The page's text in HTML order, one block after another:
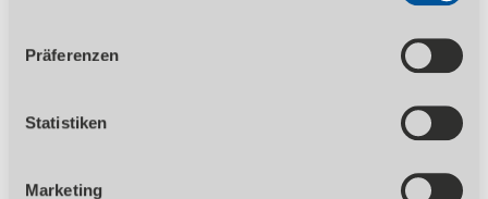
Sie jederzeit durch Aufruf des Consent-Banners mit
Wirkung für die Zukunft widerrufen. Nähere Informationen
zu den einzelnen Cookies und die damit in Verbindung
Datenschutzerklärung
Präferenzen
Statistiken
Marketing